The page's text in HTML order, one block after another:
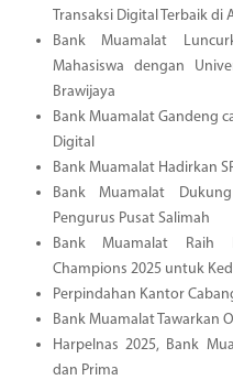
Transaksi Digital Terbaik di
Bank Muamalat
Mahasiswa dengan
Brawijaya
Bank Muamalat Gandeng
Digital
Bank Muamalat Hadirkan
Bank Muamalat
Pengurus Pusat Salimah
Bank Muamalat Raih
Champions 2025 untuk
Perpindahan Kantor
Bank Muamalat Tawarkan
Harpelnas 2025, Bank
dan Prima